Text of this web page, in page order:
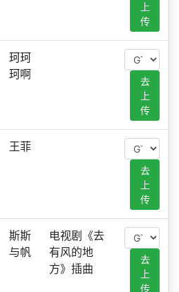
上
传
珂珂
珂啊
去
上
传
王菲
去
上
传
斯斯
与帆
电视剧《去
有风的地
方》插曲
去
上
传